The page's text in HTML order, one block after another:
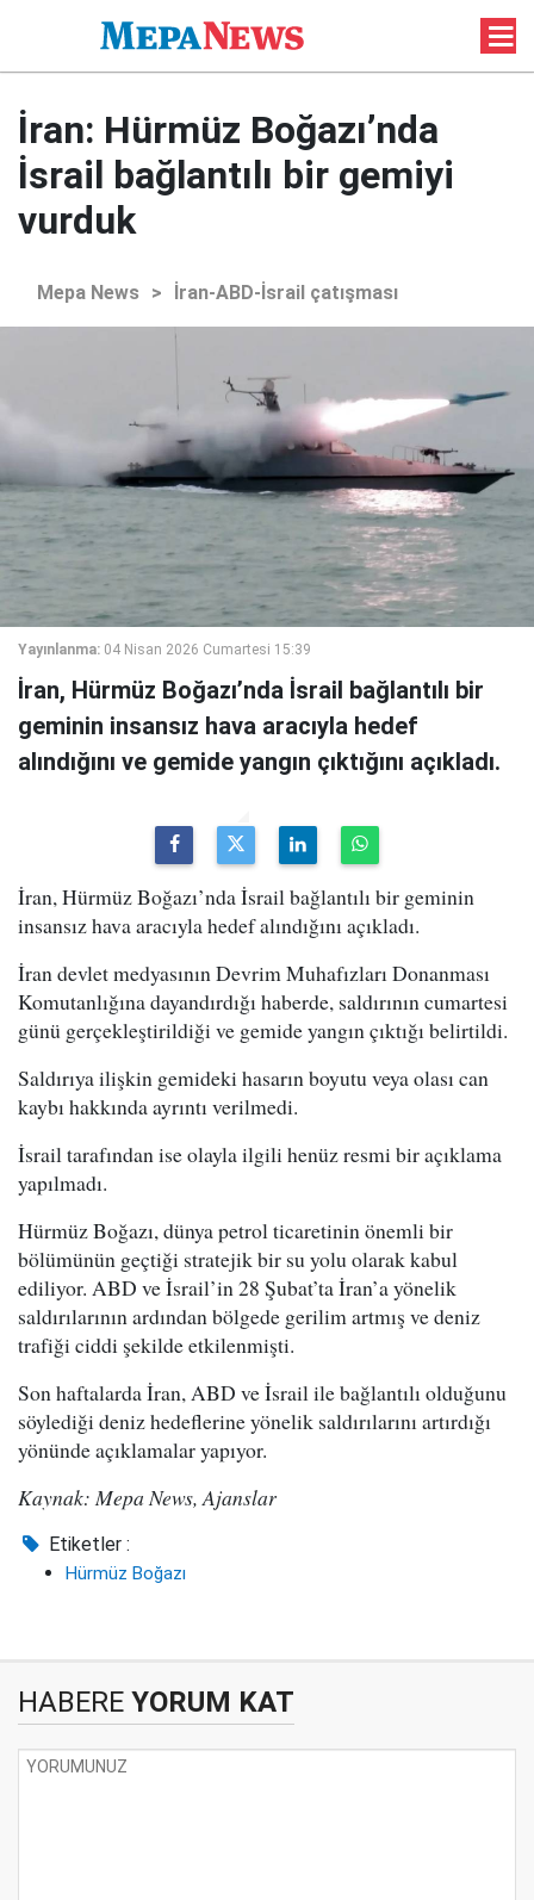
İran: Hürmüz Boğazı’nda
İsrail bağlantılı bir gemiyi
vurduk
Mepa News > İran-ABD-İsrail çatışması
Yayınlanma: 04 Nisan 2026 Cumartesi 15:39
İran, Hürmüz Boğazı’nda İsrail bağlantılı bir
geminin insansız hava aracıyla hedef
alındığını ve gemide yangın çıktığını açıkladı.
İran, Hürmüz Boğazı’nda İsrail bağlantılı bir geminin
insansız hava aracıyla hedef alındığını açıkladı.
İran devlet medyasının Devrim Muhafızları Donanması
Komutanlığına dayandırdığı haberde, saldırının cumartesi
günü gerçekleştirildiği ve gemide yangın çıktığı belirtildi.
Saldırıya ilişkin gemideki hasarın boyutu veya olası can
kaybı hakkında ayrıntı verilmedi.
İsrail tarafından ise olayla ilgili henüz resmi bir açıklama
yapılmadı.
Hürmüz Boğazı, dünya petrol ticaretinin önemli bir
bölümünün geçtiği stratejik bir su yolu olarak kabul
ediliyor. ABD ve İsrail’in 28 Şubat’ta İran’a yönelik
saldırılarının ardından bölgede gerilim artmış ve deniz
trafiği ciddi şekilde etkilenmişti.
Son haftalarda İran, ABD ve İsrail ile bağlantılı olduğunu
söylediği deniz hedeflerine yönelik saldırılarını artırdığı
yönünde açıklamalar yapıyor.
Kaynak: Mepa News, Ajanslar
Etiketler :
Hürmüz Boğazı
HABERE YORUM KAT